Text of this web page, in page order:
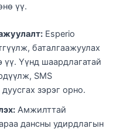
үү.
Esperio
баталгаажуулах
үү. Үүнд шаардлагатай
SMS
зэрэг орно.
Амжилттай
дансны удирдлагын